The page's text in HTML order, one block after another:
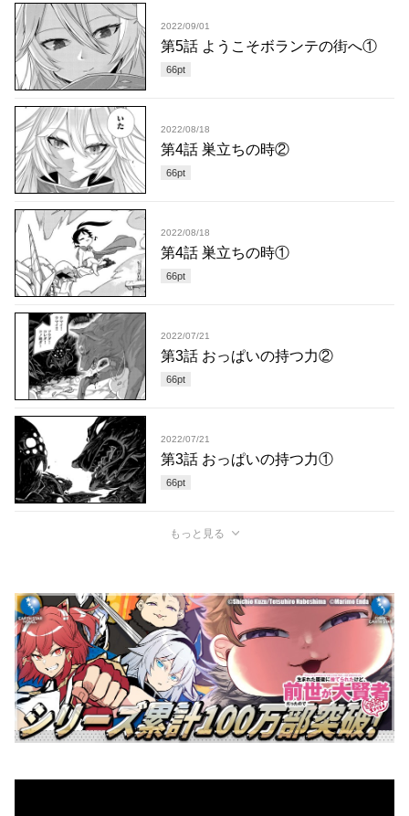
2022/09/01
第5話 ようこそボランテの街へ①
66pt
2022/08/18
第4話 巣立ちの時②
66pt
2022/08/18
第4話 巣立ちの時①
66pt
2022/07/21
第3話 おっぱいの持つ力②
66pt
2022/07/21
第3話 おっぱいの持つ力①
66pt
もっと見る